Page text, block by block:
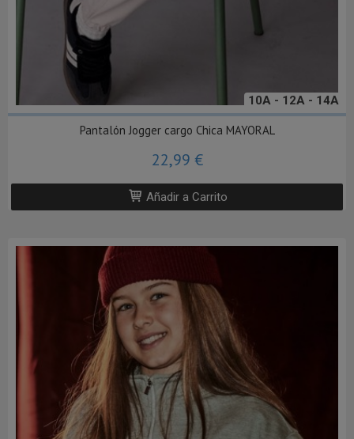
10A - 12A - 14A
Pantalón Jogger cargo Chica MAYORAL
22,99 €
Añadir a Carrito